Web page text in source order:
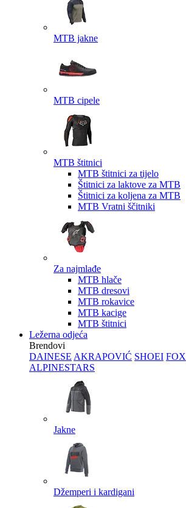
MTB jakne
MTB cipele
MTB štitnici
MTB štitnici za tijelo
Štitnici za laktove za MTB
Štitnici za koljena za MTB
MTB Vratni ščitniki
Za najmlađe
MTB hlače
MTB dresovi
MTB rokavice
MTB kacige
MTB štitnici
Ležerna odjeća
Brendovi
DAINESE AKRAPOVIĆ SHOEI FOX
ALPINESTARS
Jakne
Džemperi i kardigani